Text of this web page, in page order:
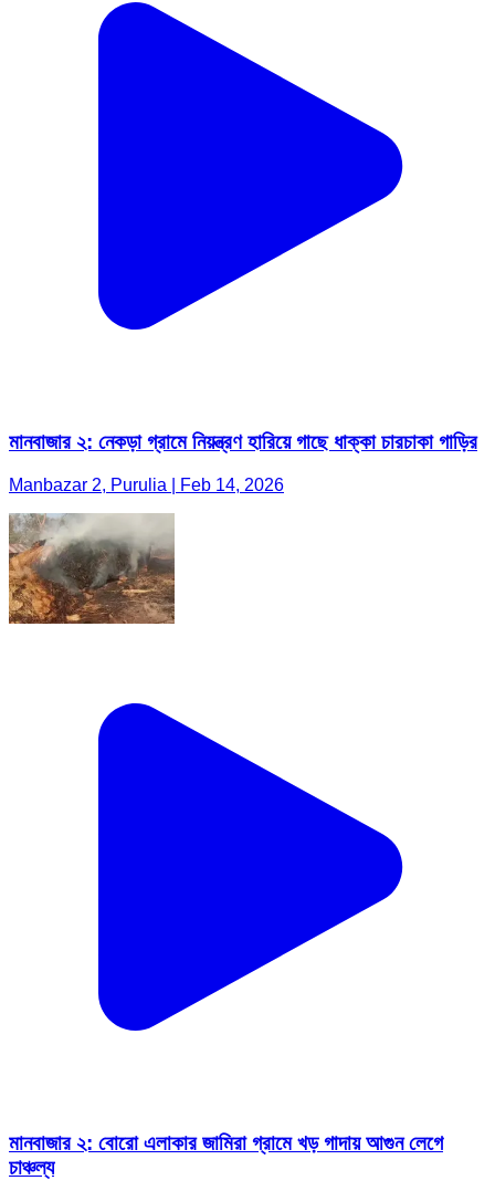
মানবাজার ২: নেকড়া গ্রামে নিয়ন্ত্রণ হারিয়ে গাছে ধাক্কা চারচাকা গাড়ির
Manbazar 2, Purulia | Feb 14, 2026
মানবাজার ২: বোরো এলাকার জামিরা গ্রামে খড় গাদায় আগুন লেগে
চাঞ্চল্য